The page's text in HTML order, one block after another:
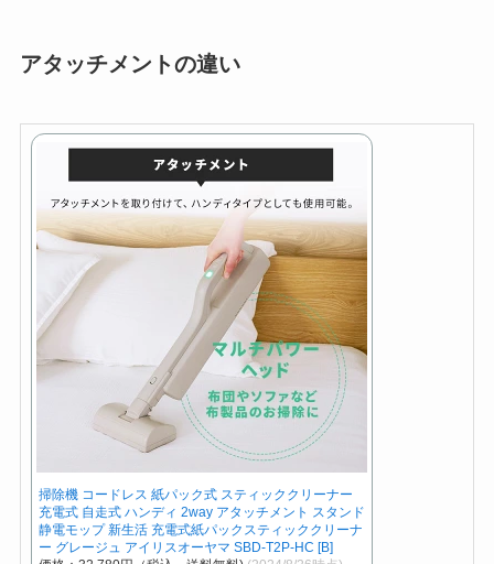
アタッチメントの違い
掃除機 コードレス 紙パック式 スティッククリーナー
充電式 自走式 ハンディ 2way アタッチメント スタンド
静電モップ 新生活 充電式紙パックスティッククリーナ
ー グレージュ アイリスオーヤマ SBD-T2P-HC [B]